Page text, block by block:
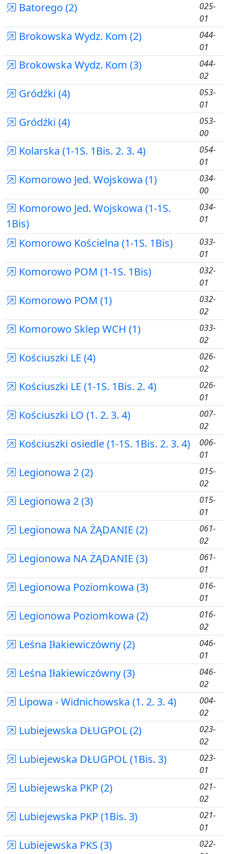
Batorego (2)
025-
01
Brokowska Wydz. Kom (2)
044-
01
Brokowska Wydz. Kom (3)
044-
02
Gródźki (4)
053-
01
Gródźki (4)
053-
00
Kolarska (1-1S. 1Bis. 2. 3. 4)
054-
01
Komorowo Jed. Wojskowa (1)
034-
00
Komorowo Jed. Wojskowa (1-1S.
1Bis)
034-
01
Komorowo Kościelna (1-1S. 1Bis)
033-
01
Komorowo POM (1-1S. 1Bis)
032-
01
Komorowo POM (1)
032-
02
Komorowo Sklep WCH (1)
033-
02
Kościuszki LE (4)
026-
02
Kościuszki LE (1-1S. 1Bis. 2. 4)
026-
01
Kościuszki LO (1. 2. 3. 4)
007-
02
Kościuszki osiedle (1-1S. 1Bis. 2. 3. 4)
006-
01
Legionowa 2 (2)
015-
02
Legionowa 2 (3)
015-
01
Legionowa NA ŻĄDANIE (2)
061-
02
Legionowa NA ŻĄDANIE (3)
061-
01
Legionowa Poziomkowa (3)
016-
01
Legionowa Poziomkowa (2)
016-
02
Leśna Iłakiewiczówny (2)
046-
01
Leśna Iłakiewiczówny (3)
046-
02
Lipowa - Widnichowska (1. 2. 3. 4)
004-
02
Lubiejewska DŁUGPOL (2)
023-
02
Lubiejewska DŁUGPOL (1Bis. 3)
023-
01
Lubiejewska PKP (2)
021-
02
Lubiejewska PKP (1Bis. 3)
021-
01
Lubiejewska PKS (3)
022-